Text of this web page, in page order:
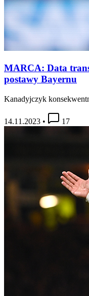
MARCA: Data
postawy Bayernu
Kanadyjczyk
14.11.2023 • 17